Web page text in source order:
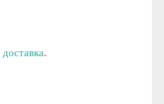
доставка.